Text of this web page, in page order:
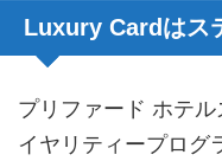
Luxury Cardはス
プリファード ホテ
イヤリティープログ